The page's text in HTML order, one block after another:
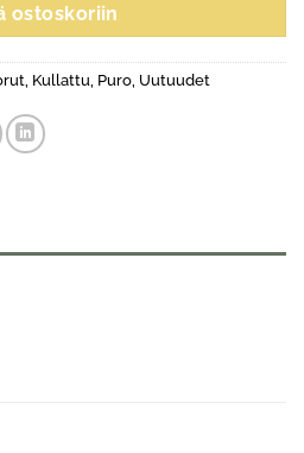
ostoskoriin
Kullattu Puro Uutuudet